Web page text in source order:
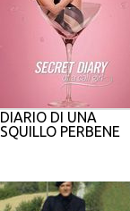
DIARIO DI UNA
SQUILLO PERBENE